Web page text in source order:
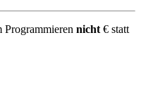
nicht € statt